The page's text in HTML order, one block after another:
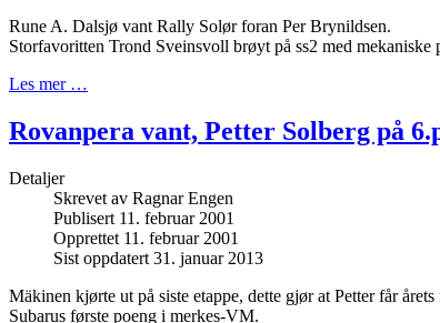
Rune A. Dalsjø vant Rally Solør foran Per Brynildsen.
Storfavoritten Trond Sveinsvoll brøyt på ss2 med
Les mer …
Rovanpera vant, Petter Solberg på
Detaljer
Skrevet av Ragnar Engen
Publisert 11. februar 2001
Opprettet 11. februar 2001
Sist oppdatert 31. januar 2013
Mäkinen kjørte ut på siste etappe, dette gjør at Petter får
Subarus første poeng i merkes-VM.